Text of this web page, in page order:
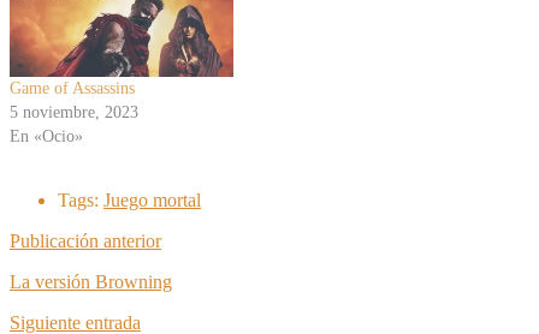
Game of Assassins
5 noviembre, 2023
En «Ocio»
Tags: Juego mortal
Publicación anterior
La versión Browning
Siguiente entrada